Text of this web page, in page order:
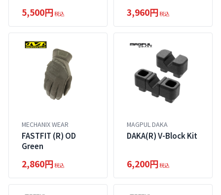
5,500円税込 3,960円税込
MECHANIX WEAR
FASTFIT (R) OD
Green
2,860円税込
MAGPUL DAKA
DAKA(R) V-Block Kit
6,200円税込